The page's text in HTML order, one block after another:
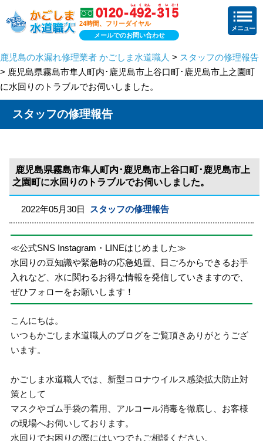
24時間、フリーダイヤル
メールでのお問い合わせ
鹿児島の水漏れ修理業者 かごしま水道職人 > スタッフの修理報告
> 鹿児島県霧島市隼人町内･鹿児島市上谷口町･鹿児島市上之園町
に水回りのトラブルでお伺いしました。
スタッフの修理報告
鹿児島県霧島市隼人町内･鹿児島市上谷口町･鹿児島市上
之園町に水回りのトラブルでお伺いしました。
2022年05月30日 スタッフの修理報告
≪公式SNS Instagram・LINEはじめました≫
水回りの豆知識や緊急時の応急処置、日ごろからできるお手
入れなど、水に関わるお得な情報を発信していきますので、
ぜひフォローをお願いします！
こんにちは。
いつもかごしま水道職人のブログをご覧頂きありがとうござ
います。
かごしま水道職人では、新型コロナウイルス感染拡大防止対
策として
マスクやゴム手袋の着用、アルコール消毒を徹底し、お客様
の現場へお伺いしております。
水回りでお困りの際にはいつでもご相談ください。